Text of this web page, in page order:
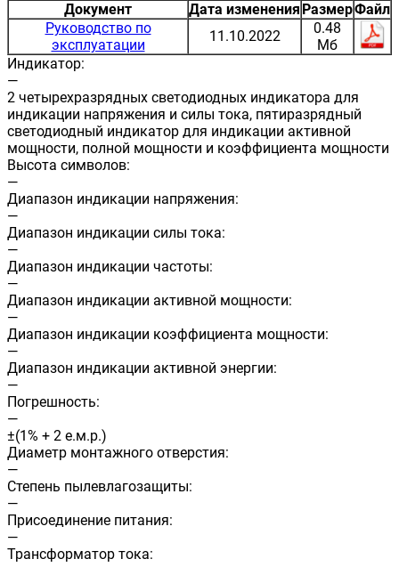
Документ Дата изменения РазмерФайл
Руководство по
эксплуатации
11.10.2022
0.48
Мб
Индикатор:
—
2 четырехразрядных светодиодных индикатора для
индикации напряжения и силы тока, пятиразрядный
светодиодный индикатор для индикации активной
мощности, полной мощности и коэффициента мощности
Высота символов:
—
Диапазон индикации напряжения:
—
Диапазон индикации силы тока:
—
Диапазон индикации частоты:
—
Диапазон индикации активной мощности:
—
Диапазон индикации коэффициента мощности:
—
Диапазон индикации активной энергии:
—
Погрешность:
—
±(1% + 2 е.м.р.)
Диаметр монтажного отверстия:
—
Степень пылевлагозащиты:
—
Присоединение питания:
—
Трансформатор тока: